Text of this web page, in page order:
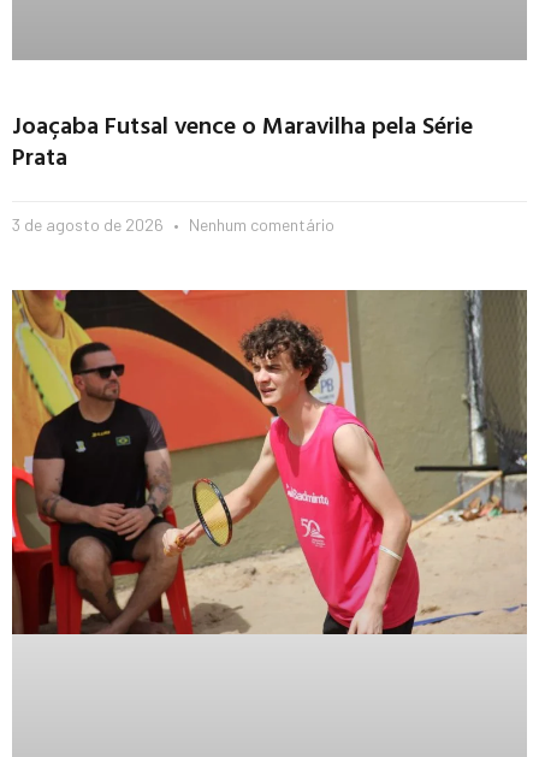
Joaçaba Futsal vence o Maravilha pela Série
Prata
3 de agosto de 2026 Nenhum comentário